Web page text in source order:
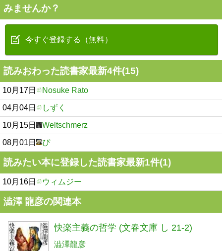
みませんか？
今すぐ登録する（無料）
読みおわった読書家最新4件(15)
10月17日 Nosuke Rato
04月04日 しずく
10月15日 Weltschmerz
08月01日 ぴ
読みたい本に登録した読書家最新1件(1)
10月16日 ウィムジー
澁澤 龍彦の関連本
快楽主義の哲学 (文春文庫 し 21-2)
澁澤龍彦